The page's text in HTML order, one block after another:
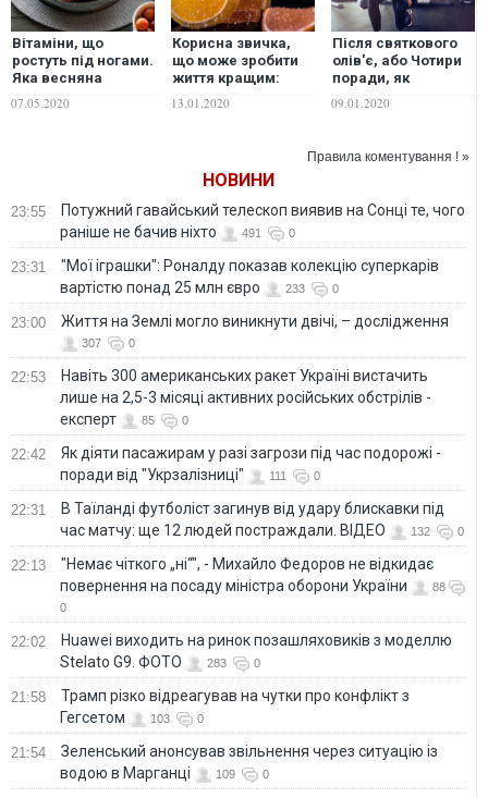
Вітаміни, що
ростуть під ногами.
Яка весняна
зелень є
найкориснішою
07.05.2020
Корисна звичка,
що може зробити
життя кращим:
чому варто
відмовитись від
13.01.2020
Після святкового
олів'є, або Чотири
поради, як
зупинити старіння
09.01.2020
Правила коментування ! »
НОВИНИ
23:55
Потужний гавайський телескоп виявив на Сонці те, чого
раніше не бачив ніхто
491 0
23:31
"Мої іграшки": Роналду показав колекцію суперкарів
вартістю понад 25 млн євро
233 0
23:00 Життя на Землі могло виникнути двічі, – дослідження
307 0
22:53
Навіть 300 американських ракет Україні вистачить
лише на 2,5-3 місяці активних російських обстрілів -
експерт
85 0
22:42
Як діяти пасажирам у разі загрози під час подорожі -
поради від "Укрзалізниці"
111 0
22:31
В Таїланді футболіст загинув від удару блискавки під
час матчу: ще 12 людей постраждали. ВІДЕО
132 0
22:13
"Немає чіткого „ні“", - Михайло Федоров не відкидає
повернення на посаду міністра оборони України
88
0
22:02
Huawei виходить на ринок позашляховиків з моделлю
Stelato G9. ФОТО
283 0
21:58
Трамп різко відреагував на чутки про конфлікт з
Гегсетом
103 0
21:54
Зеленський анонсував звільнення через ситуацію із
водою в Марганці
109 0